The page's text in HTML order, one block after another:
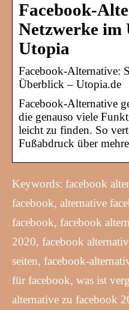
Facebook-
Netzwerke im
Utopia
Facebook-Alternative:
Überblick – Utopia.de
Facebook-Alternative
die genauso viele
leicht zu finden. So
Fußabdruck über
Keywords: facebook
facebook, alternative
facebook, facebook
2020, facebook
seiten, facebook-
für facebook, was ist
alternative zu facebook